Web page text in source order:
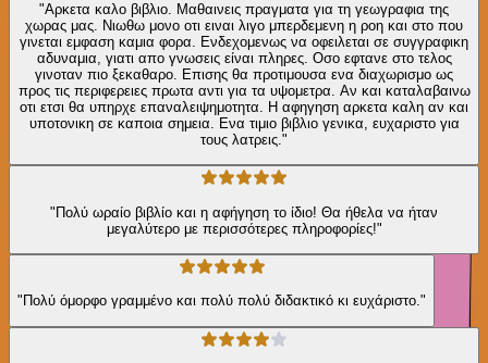
"Αρκετα καλο βιβλιο. Μαθαινεις πραγματα για τη γεωγραφια της
χωρας μας. Νιωθω μονο οτι ειναι λιγο μπερδεμενη η ροη και στο που
γινεται εμφαση καμια φορα. Ενδεχομενως να οφειλεται σε συγγραφικη
αδυναμια, γιατι απο γνωσεις είναι πληρες. Οσο εφτανε στο τελος
γινοταν πιο ξεκαθαρο. Επισης θα προτιμουσα ενα διαχωρισμο ως
προς τις περιφερειες πρωτα αντι για τα υψομετρα. Αν και καταλαβαινω
οτι ετσι θα υπηρχε επαναλειψημοτητα. Η αφηγηση αρκετα καλη αν και
υποτονικη σε καποια σημεια. Ενα τιμιο βιβλιο γενικα, ευχαριστο για
τους λατρεις."
"Πολύ ωραίο βιβλίο και η αφήγηση το ίδιο! Θα ήθελα να ήταν
μεγαλύτερο με περισσότερες πληροφορίες!"
"Πολύ όμορφο γραμμένο και πολύ πολύ διδακτικό κι ευχάριστο."